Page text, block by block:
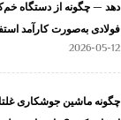
دهد — چگونه از دستگاه
فولادی به‌صورت کارآمد
2026-05-12
چگونه ماشین جوشکاری